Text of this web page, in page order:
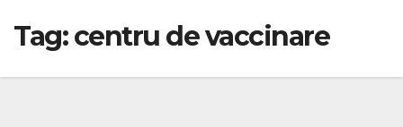
Tag:centru de vaccinare